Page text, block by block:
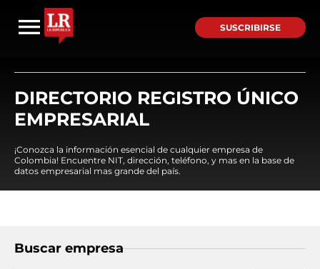
SUSCRIBIRSE
DIRECTORIO REGISTRO ÚNICO
EMPRESARIAL
¡Conozca la información esencial de cualquier empresa de
Colombia! Encuentre NIT, dirección, teléfono, y mas en la base de
datos empresarial mas grande del país.
Buscar empresa